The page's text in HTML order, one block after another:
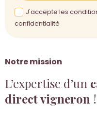
Notre mission
L’expertise d’un
direct vigneron !
J'accepte les
confidentialité